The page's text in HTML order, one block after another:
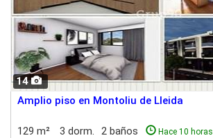
14
Amplio piso en Montoliu de Lleida
129 m² 3 dorm. 2 baños Hace 10 horas